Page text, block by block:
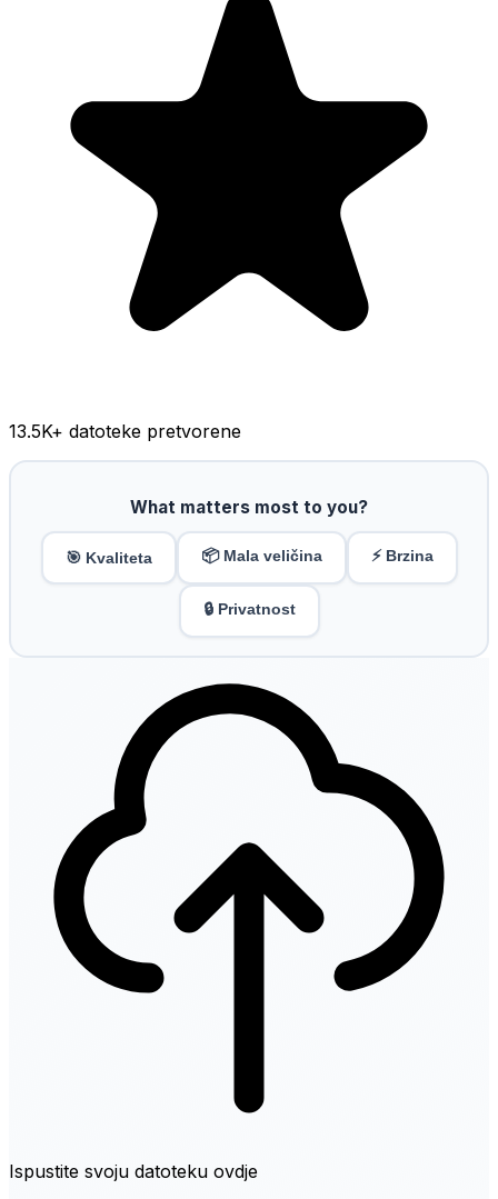
13.5K+ datoteke pretvorene
What matters most to you?
🎯 Kvaliteta 📦 Mala veličina ⚡ Brzina
🔒 Privatnost
Ispustite svoju datoteku ovdje